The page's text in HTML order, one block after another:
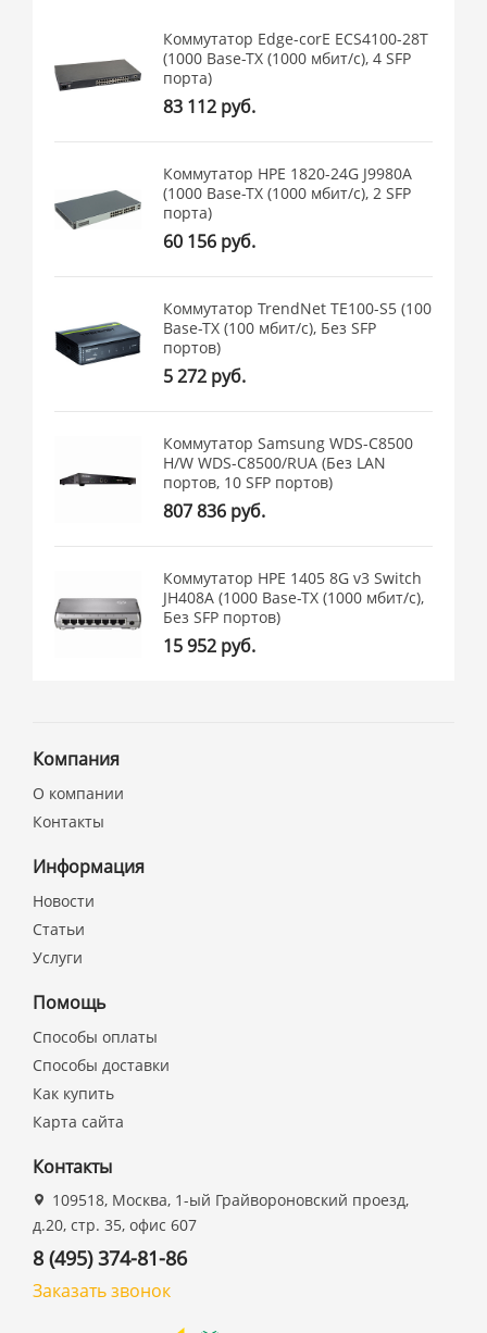
Коммутатор Edge-corE ECS4100-28T
(1000 Base-TX (1000 мбит/с), 4 SFP
порта)
83 112 руб.
Коммутатор HPE 1820-24G J9980A
(1000 Base-TX (1000 мбит/с), 2 SFP
порта)
60 156 руб.
Коммутатор TrendNet TE100-S5 (100
Base-TX (100 мбит/с), Без SFP
портов)
5 272 руб.
Коммутатор Samsung WDS-C8500
H/W WDS-C8500/RUA (Без LAN
портов, 10 SFP портов)
807 836 руб.
Коммутатор HPE 1405 8G v3 Switch
JH408A (1000 Base-TX (1000 мбит/с),
Без SFP портов)
15 952 руб.
Компания
О компании
Контакты
Информация
Новости
Статьи
Услуги
Помощь
Способы оплаты
Способы доставки
Как купить
Карта сайта
Контакты
109518, Москва, 1-ый Грайвороновский проезд,
д.20, стр. 35, офис 607
8 (495) 374-81-86
Заказать звонок